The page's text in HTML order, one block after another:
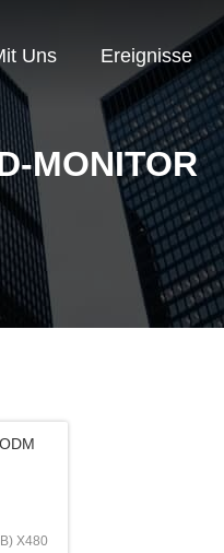
Uns Ereignisse
MONITOR
X480